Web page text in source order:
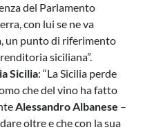
del Parlamento
con lui se ne va
un punto di riferimento
siciliana”.
Sicilia: “La Sicilia perde
che del vino ha fatto
Alessandro Albanese –
oltre e che con la sua